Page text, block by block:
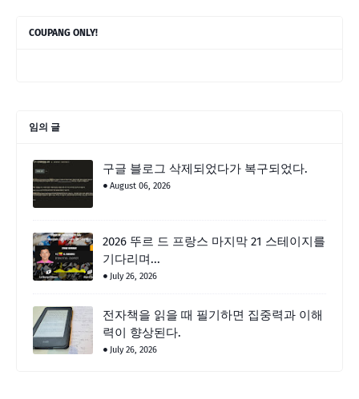
COUPANG ONLY!
임의 글
구글 블로그 삭제되었다가 복구되었다.
August 06, 2026
2026 뚜르 드 프랑스 마지막 21 스테이지를
기다리며...
July 26, 2026
전자책을 읽을 때 필기하면 집중력과 이해
력이 향상된다.
July 26, 2026